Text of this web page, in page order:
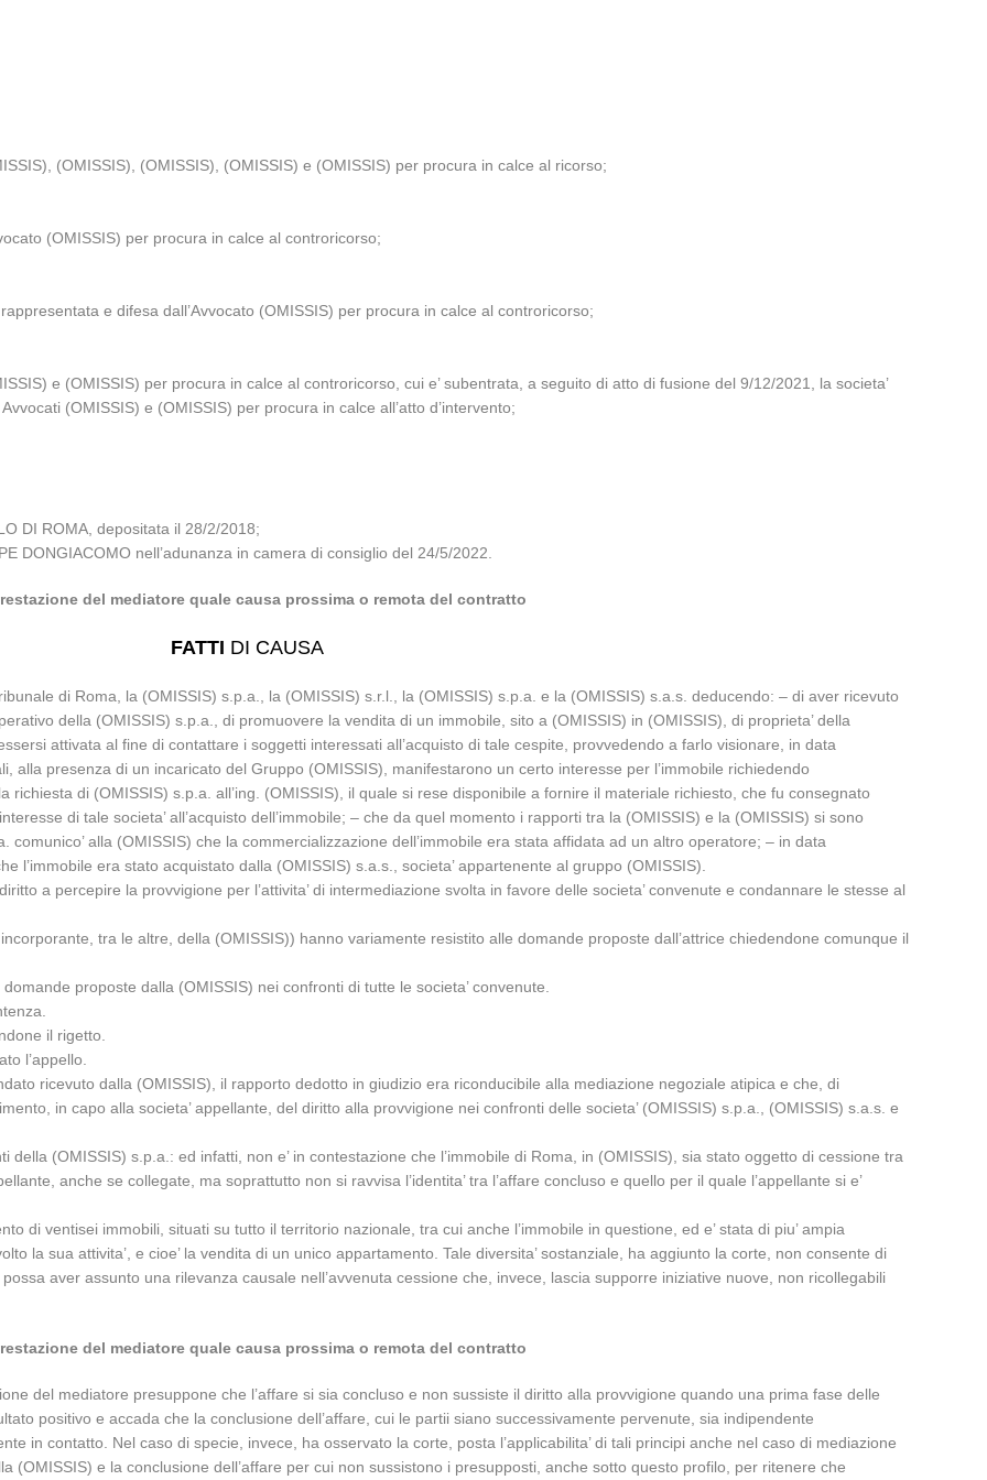
(OMISSIS), (OMISSIS), (OMISSIS) e (OMISSIS) per procura in calce al ricorso;
(OMISSIS) per procura in calce al controricorso;
e difesa dall’Avvocato (OMISSIS) per procura in calce al controricorso;
e (OMISSIS) per procura in calce al controricorso, cui e’ subentrata, a seguito di atto di fusione del 9/12/2021, la societa’
(OMISSIS) e (OMISSIS) per procura in calce all’atto d’intervento;
DI ROMA, depositata il 28/2/2018;
DONGIACOMO nell’adunanza in camera di consiglio del 24/5/2022.
del mediatore quale causa prossima o remota del contratto
FATTI DI CAUSA
di Roma, la (OMISSIS) s.p.a., la (OMISSIS) s.r.l., la (OMISSIS) s.p.a. e la (OMISSIS) s.a.s. deducendo: – di aver ricevuto
della (OMISSIS) s.p.a., di promuovere la vendita di un immobile, sito a (OMISSIS) in (OMISSIS), di proprieta’ della
attivata al fine di contattare i soggetti interessati all’acquisto di tale cespite, provvedendo a farlo visionare, in data
alla presenza di un incaricato del Gruppo (OMISSIS), manifestarono un certo interesse per l’immobile richiedendo
richiesta di (OMISSIS) s.p.a. all’ing. (OMISSIS), il quale si rese disponibile a fornire il materiale richiesto, che fu consegnato
di tale societa’ all’acquisto dell’immobile; – che da quel momento i rapporti tra la (OMISSIS) e la (OMISSIS) si sono
comunico’ alla (OMISSIS) che la commercializzazione dell’immobile era stata affidata ad un altro operatore; – in data
l’immobile era stato acquistato dalla (OMISSIS) s.a.s., societa’ appartenente al gruppo (OMISSIS).
a percepire la provvigione per l’attivita’ di intermediazione svolta in favore delle societa’ convenute e condannare le stesse al
tra le altre, della (OMISSIS)) hanno variamente resistito alle domande proposte dall’attrice chiedendone comunque il
proposte dalla (OMISSIS) nei confronti di tutte le societa’ convenute.
il rigetto.
l’appello.
ricevuto dalla (OMISSIS), il rapporto dedotto in giudizio era riconducibile alla mediazione negoziale atipica e che, di
in capo alla societa’ appellante, del diritto alla provvigione nei confronti delle societa’ (OMISSIS) s.p.a., (OMISSIS) s.a.s. e
(OMISSIS) s.p.a.: ed infatti, non e’ in contestazione che l’immobile di Roma, in (OMISSIS), sia stato oggetto di cessione tra
anche se collegate, ma soprattutto non si ravvisa l’identita’ tra l’affare concluso e quello per il quale l’appellante si e’
di ventisei immobili, situati su tutto il territorio nazionale, tra cui anche l’immobile in questione, ed e’ stata di piu’ ampia
la sua attivita’, e cioe’ la vendita di un unico appartamento. Tale diversita’ sostanziale, ha aggiunto la corte, non consente di
aver assunto una rilevanza causale nell’avvenuta cessione che, invece, lascia supporre iniziative nuove, non ricollegabili
del mediatore quale causa prossima o remota del contratto
del mediatore presuppone che l’affare si sia concluso e non sussiste il diritto alla provvigione quando una prima fase delle
positivo e accada che la conclusione dell’affare, cui le partii siano successivamente pervenute, sia indipendente
in contatto. Nel caso di specie, invece, ha osservato la corte, posta l’applicabilita’ di tali principi anche nel caso di mediazione
(OMISSIS) e la conclusione dell’affare per cui non sussistono i presupposti, anche sotto questo profilo, per ritenere che